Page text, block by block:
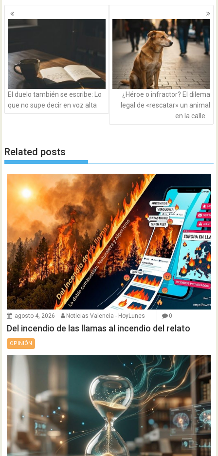
Navegación
de
El duelo también se escribe: Lo
que no supe decir en voz alta
¿Héroe o infractor? El dilema
legal de «rescatar» un animal
en la calle
Related posts
agosto 4, 2026 Noticias Valencia - HoyLunes 0
Del incendio de las llamas al incendio del relato
OPINIÓN